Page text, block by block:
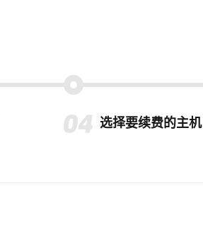
选择要续费的主机